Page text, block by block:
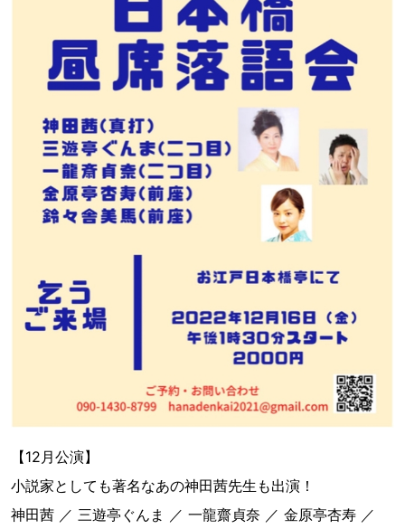
【12月公演】
小説家としても著名なあの神田茜先生も出演！
神田茜 ／ 三遊亭ぐんま ／ 一龍齋貞奈 ／ 金原亭杏寿 ／